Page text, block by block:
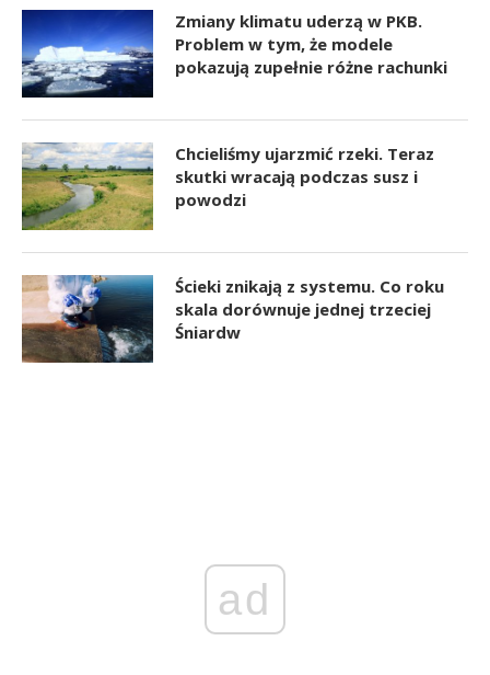
Zmiany klimatu uderzą w PKB.
Problem w tym, że modele
pokazują zupełnie różne rachunki
Chcieliśmy ujarzmić rzeki. Teraz
skutki wracają podczas susz i
powodzi
Ścieki znikają z systemu. Co roku
skala dorównuje jednej trzeciej
Śniardw
ad